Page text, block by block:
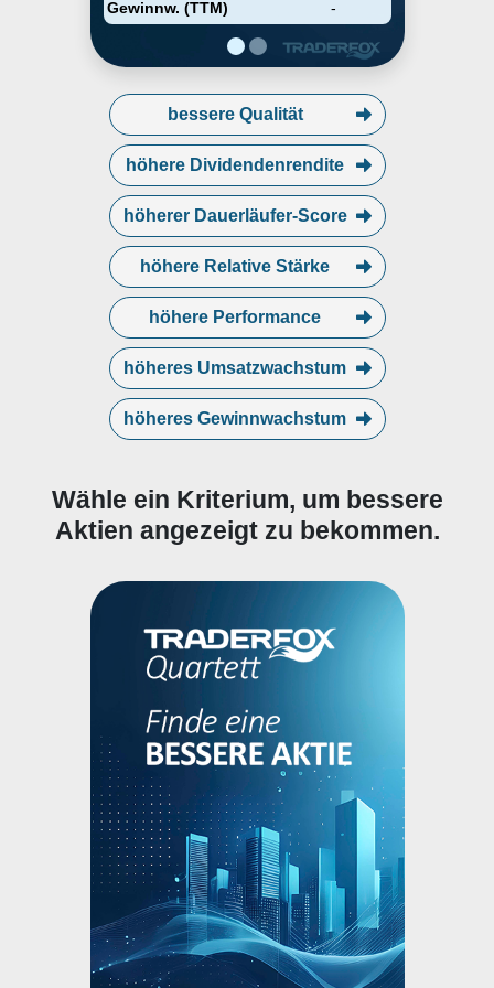
Gewinnw. (TTM)
-
bessere Qualität
höhere Dividendenrendite
höherer Dauerläufer-Score
höhere Relative Stärke
höhere Performance
höheres Umsatzwachstum
höheres Gewinnwachstum
Wähle ein Kriterium, um bessere
Aktien angezeigt zu bekommen.